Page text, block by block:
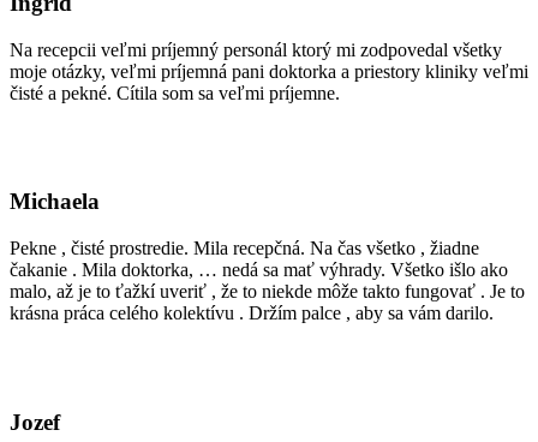
Na recepcii veľmi príjemný personál ktorý mi zodpovedal všetky
moje otázky, veľmi príjemná pani doktorka a priestory kliniky veľmi
čisté a pekné. Cítila som sa veľmi príjemne.
Michaela
Pekne , čisté prostredie. Mila recepčná. Na čas všetko , žiadne
čakanie . Mila doktorka, … nedá sa mať výhrady. Všetko išlo ako
malo, až je to ťažkí uveriť , že to niekde môže takto fungovať . Je to
krásna práca celého kolektívu . Držím palce , aby sa vám darilo.
Jozef